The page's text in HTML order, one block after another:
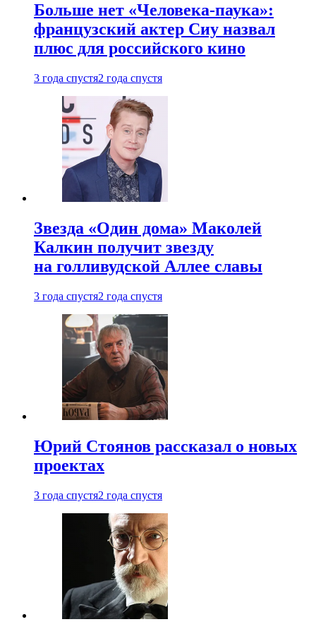
Больше нет «Человека-паука»:
французский актер Сиу назвал
плюс для российского кино
3 года спустя2 года спустя
Звезда «Один дома» Маколей
Калкин получит звезду
на голливудской Аллее славы
3 года спустя2 года спустя
Юрий Стоянов рассказал о новых
проектах
3 года спустя2 года спустя